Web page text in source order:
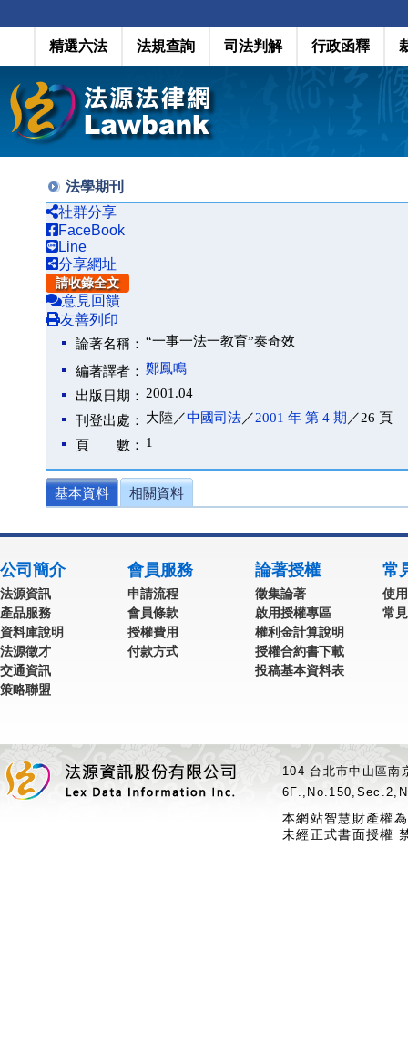
精選六法 法規查詢 司法判解 行政函釋
法學期刊
社群分享
FaceBook
Line
分享網址
請收錄全文
意見回饋
友善列印
論著名稱： “一事一法一教育”奏奇效
編著譯者： 鄭鳳鳴
出版日期： 2001.04
刊登出處： 大陸／中國司法／2001 年 第 4 期 ／26 頁
頁 數： 1
基本資料 相關資料
公司簡介
法源資訊
產品服務
資料庫說明
法源徵才
交通資訊
策略聯盟
會員服務
申請流程
會員條款
授權費用
付款方式
論著授權
徵集論著
啟用授權專區
權利金計算說明
授權合約書下載
投稿基本資料表
常
使
常
104 台北市中山區
本網站智慧財產權
未經正式書面授權